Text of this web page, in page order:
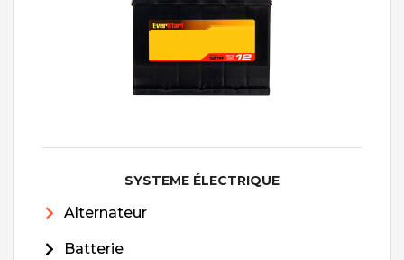
SYSTEME ÉLECTRIQUE
Alternateur
Batterie